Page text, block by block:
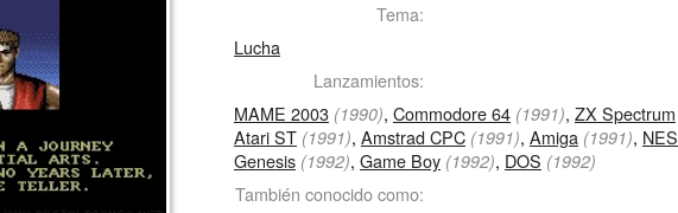
Tema:
Lucha
Lanzamientos:
MAME 2003 (1990), Commodore 64 (1991), ZX Spectrum
Atari ST (1991), Amstrad CPC (1991), Amiga (1991), NES
Genesis (1992), Game Boy (1992), DOS (1992)
También conocido como: